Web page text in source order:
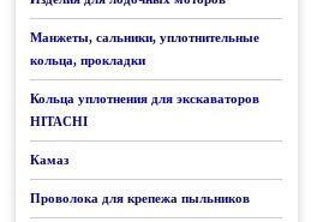
Манжеты, сальники, уплотнительные
кольца, прокладки
Кольца уплотнения для экскаваторов
HITACHI
Камаз
Проволока для крепежа пыльников